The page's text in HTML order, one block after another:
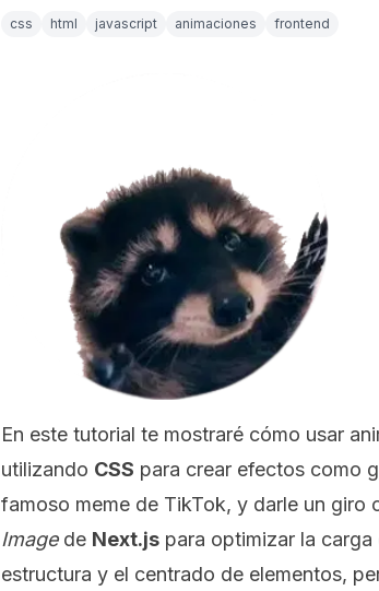
css html javascript animaciones frontend
En este tutorial te mostraré cómo usar
utilizando CSS para crear efectos como
famoso meme de TikTok, y darle un giro
Imagede Next.js para optimizar la
estructura y el centrado de elementos,